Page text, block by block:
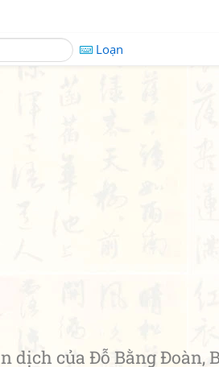
Loạn
dịch của Đỗ Bằng Đoàn,